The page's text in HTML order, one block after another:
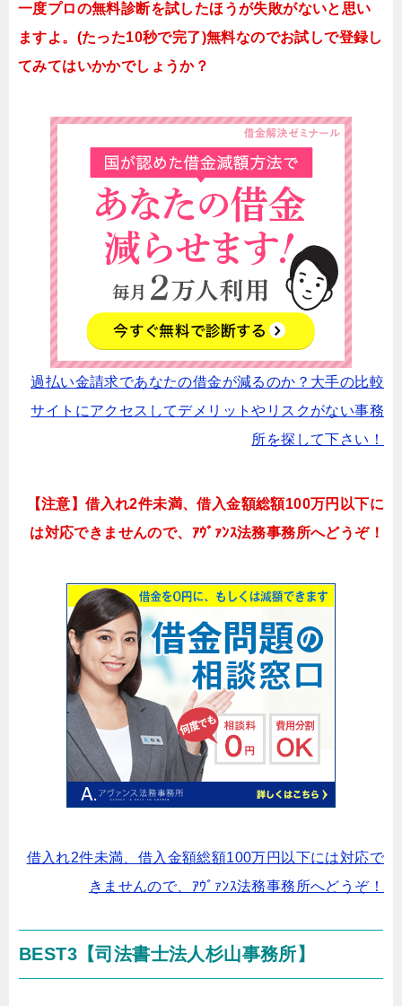
一度プロの無料診断を試したほうが失敗がないと思い
ますよ。(たった10秒で完了)無料なのでお試しで登録し
てみてはいかかでしょうか？
過払い金請求であなたの借金が減るのか？大手の比較
サイトにアクセスしてデメリットやリスクがない事務
所を探して下さい！
【注意】借入れ2件未満、借入金額総額100万円以下に
は対応できませんので、ｱｳﾞｧﾝｽ法務事務所へどうぞ！
借入れ2件未満、借入金額総額100万円以下には対応で
きませんので、ｱｳﾞｧﾝｽ法務事務所へどうぞ！
BEST3【司法書士法人杉山事務所】